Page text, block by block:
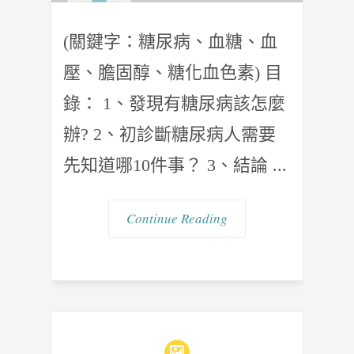
(關鍵字：糖尿病、血糖、血
壓、膽固醇、糖化血色素) 目
錄： 1、發現有糖尿病該怎麼
辦? 2、初診斷糖尿病人需要
先知道哪10件事？ 3、結論 ...
Continue Reading